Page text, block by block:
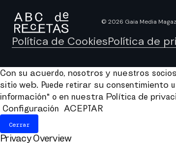
© 2026 Gaia Media
Política de CookiesPolítica de
Con su acuerdo, nosotros y nuestros
sitio web. Puede retirar su consentimiento
información" o en nuestra Política de
Configuración
ACEPTAR
Cerrar
Privacy Overview